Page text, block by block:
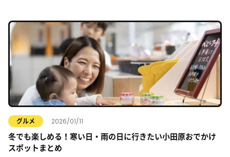
グルメ 2026/01/11
冬でも楽しめる！寒い日・雨の日に行きたい小田原おでかけ
スポットまとめ